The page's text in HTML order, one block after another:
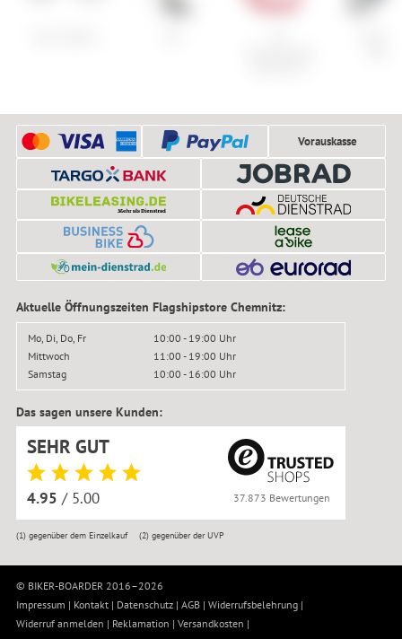
Vorauskasse
Aktuelle Öffnungszeiten Flagshipstore Chemnitz:
Mo, Di, Do, Fr
10:00 - 19:00 Uhr
Mittwoch
11:00 - 19:00 Uhr
Samstag
10:00 - 16:00 Uhr
Das sagen unsere Kunden:
SEHR GUT
4.95 / 5.00 37.873 Bewertungen
(1)gegenüber dem Einzelkauf (2) gegenüber der UVP
© BIKER-BOARDER 2016–2026
Impressum | Kontakt | Datenschutz | AGB | Widerrufsbelehrung |
Widerruf anmelden | Reklamation | Versandkosten |